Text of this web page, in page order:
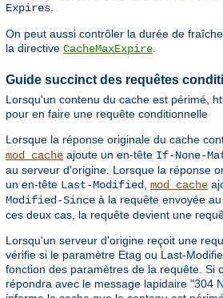
Expires
On peut aussi contrôler la durée de
la directive CacheMaxExpire
Guide succinct des requêtes
Lorsqu'un contenu du cache est périmé,
pour en faire une requête conditionnelle
Lorsque la réponse originale du cache
mod_cache ajoute un en-tête If-None-
au serveur d'origine. Lorsque la réponse
un en-tête Last-Modified mod_cache
Modified-Since à la requête envoyée
ces deux cas, la requête devient une
Lorsqu'un serveur d'origine reçoit une
vérifie si le paramètre Etag ou Last-
fonction des paramètres de la requête. Si
répondra avec le message lapidaire "304